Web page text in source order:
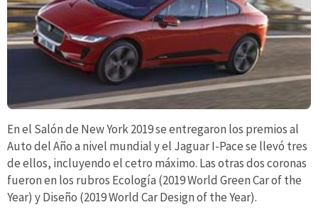
En el Salón de New York 2019 se entregaron los premios al
Auto del Año a nivel mundial y el Jaguar I-Pace se llevó tres
de ellos, incluyendo el cetro máximo. Las otras dos coronas
fueron en los rubros Ecología (2019 World Green Car of the
Year) y Diseño (2019 World Car Design of the Year).